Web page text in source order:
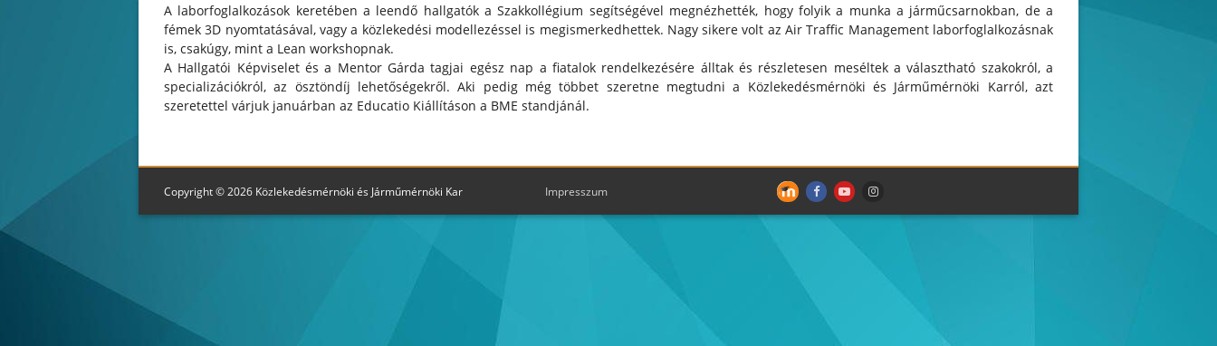
A laborfoglalkozások keretében a leendő hallgatók a Szakkollégium segítségével megnézhették, hogy folyik a munka a járműcsarnokban, de a
fémek 3D nyomtatásával, vagy a közlekedési modellezéssel is megismerkedhettek. Nagy sikere volt az Air Traffic Management laborfoglalkozásnak
is, csakúgy, mint a Lean workshopnak.
A Hallgatói Képviselet és a Mentor Gárda tagjai egész nap a fiatalok rendelkezésére álltak és részletesen meséltek a választható szakokról, a
specializációkról, az ösztöndíj lehetőségekről. Aki pedig még többet szeretne megtudni a Közlekedésmérnöki és Járműmérnöki Karról, azt
szeretettel várjuk januárban az Educatio Kiállításon a BME standjánál.
Copyright © 2026 Közlekedésmérnöki és Járműmérnöki Kar Impresszum